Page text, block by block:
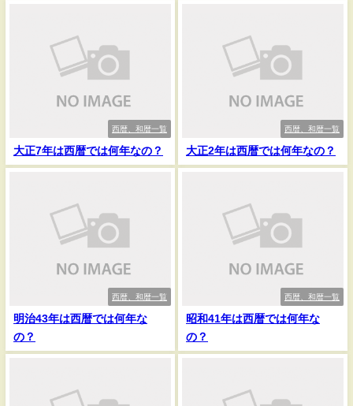
西暦、和暦一覧
大正7年は西暦では何年なの？
西暦、和暦一覧
大正2年は西暦では何年なの？
西暦、和暦一覧
明治43年は西暦では何年な
の？
西暦、和暦一覧
昭和41年は西暦では何年な
の？